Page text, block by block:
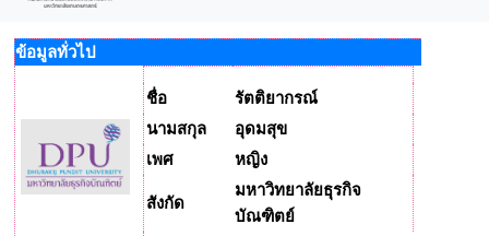
ข้อมูลทั่วไป
ชื่อ
รัตติยากรณ์
นามสกุล
อุดมสุข
เพศ
หญิง
สังกัด
มหาวิทยาลัยธุรกิจ
บัณฑิตย์